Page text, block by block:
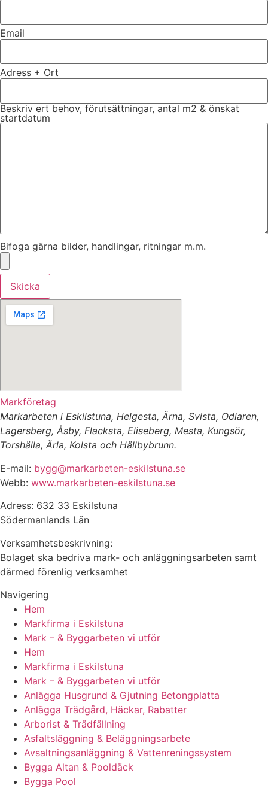
Email
Adress + Ort
Beskriv ert behov, förutsättningar, antal m2 & önskat
startdatum
Bifoga gärna bilder, handlingar, ritningar m.m.
Skicka
Markföretag
Markarbeten i Eskilstuna, Helgesta, Ärna, Svista, Odlaren,
Lagersberg, Åsby, Flacksta, Eliseberg, Mesta, Kungsör,
Torshälla, Ärla, Kolsta och Hällbybrunn.
E-mail: bygg@markarbeten-eskilstuna.se
Webb: www.markarbeten-eskilstuna.se
Adress: 632 33 Eskilstuna
Södermanlands Län
Verksamhetsbeskrivning:
Bolaget ska bedriva mark- och anläggningsarbeten samt
därmed förenlig verksamhet
Navigering
Hem
Markfirma i Eskilstuna
Mark – & Byggarbeten vi utför
Hem
Markfirma i Eskilstuna
Mark – & Byggarbeten vi utför
Anlägga Husgrund & Gjutning Betongplatta
Anlägga Trädgård, Häckar, Rabatter
Arborist & Trädfällning
Asfaltsläggning & Beläggningsarbete
Avsaltningsanläggning & Vattenreningssystem
Bygga Altan & Pooldäck
Bygga Pool